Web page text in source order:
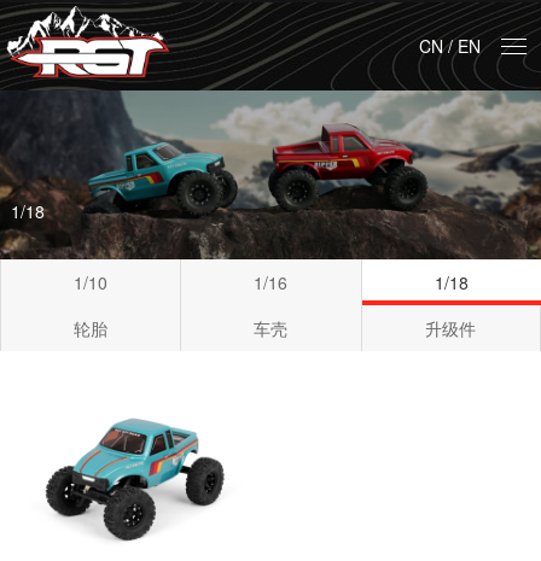
CN/EN
1/18
1/10 1/16
1/18
轮胎
车壳 升级件